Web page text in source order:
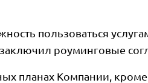
пользоваться
роуминговые
планах Компании,